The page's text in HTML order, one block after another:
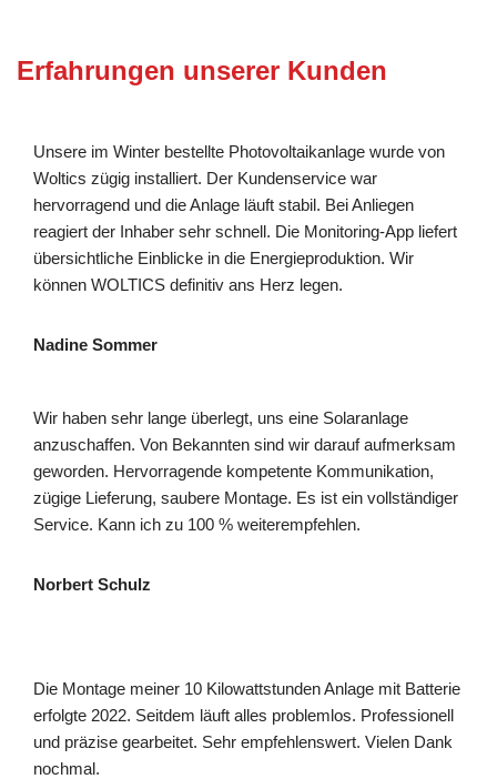
Erfahrungen unserer Kunden
Unsere im Winter bestellte Photovoltaikanlage wurde von
Woltics zügig installiert. Der Kundenservice war
hervorragend und die Anlage läuft stabil. Bei Anliegen
reagiert der Inhaber sehr schnell. Die Monitoring-App liefert
übersichtliche Einblicke in die Energieproduktion. Wir
können WOLTICS definitiv ans Herz legen.
Nadine Sommer
Wir haben sehr lange überlegt, uns eine Solaranlage
anzuschaffen. Von Bekannten sind wir darauf aufmerksam
geworden. Hervorragende kompetente Kommunikation,
zügige Lieferung, saubere Montage. Es ist ein vollständiger
Service. Kann ich zu 100 % weiterempfehlen.
Norbert Schulz
Die Montage meiner 10 Kilowattstunden Anlage mit Batterie
erfolgte 2022. Seitdem läuft alles problemlos. Professionell
und präzise gearbeitet. Sehr empfehlenswert. Vielen Dank
nochmal.